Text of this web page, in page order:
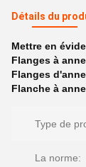
Détails du
Mettre en
Flanges à
Flanges
Flanche à
Type de
La norme: